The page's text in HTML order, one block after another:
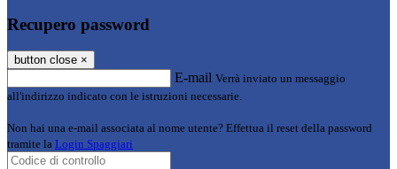
Recupero password
button close ×
E-mail Verrà inviato un messaggio
all'indirizzo indicato con le istruzioni necessarie.
Non hai una e-mail associata al nome utente? Effettua il reset della password
tramite la Login Spaggiari